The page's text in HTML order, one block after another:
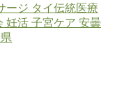
ージ タイ伝統医療
妊活 子宮ケア 安曇